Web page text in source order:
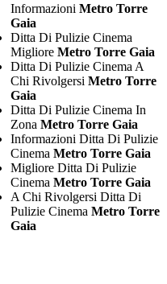
InformazioniMetro Torre
Gaia
Ditta Di Pulizie Cinema
MiglioreMetro Torre Gaia
Ditta Di Pulizie Cinema A
Chi RivolgersiMetro Torre
Gaia
Ditta Di Pulizie Cinema In
ZonaMetro Torre Gaia
Informazioni Ditta Di Pulizie
CinemaMetro Torre Gaia
Migliore Ditta Di Pulizie
CinemaMetro Torre Gaia
A Chi Rivolgersi Ditta Di
Pulizie CinemaMetro Torre
Gaia